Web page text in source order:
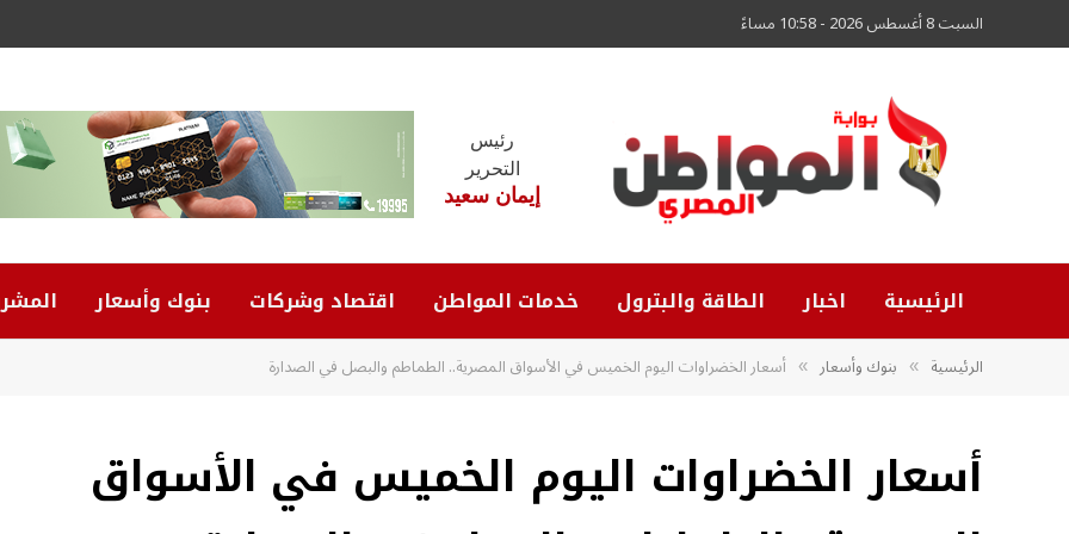
السبت 8 أغسطس 2026 - 10:58 مساءً
رئيس
التحرير
إيمان سعيد
الرئيسية اخبار الطاقة والبترول خدمات المواطن اقتصاد وشركات بنوك وأسعار
الرئيسية » بنوك وأسعار » أسعار الخضراوات اليوم الخميس في الأسواق المصرية.. الطماطم والبصل في الصدارة
أسعار الخضراوات اليوم الخميس في الأسواق